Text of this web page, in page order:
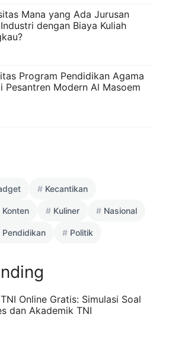
Mana yang Ada Jurusan
dengan Biaya Kuliah
Program Pendidikan Agama
Pesantren Modern Al Masoem
Kecantikan
Konten Kuliner Nasional
Pendidikan Politik
Online Gratis: Simulasi Soal
dan Akademik TNI